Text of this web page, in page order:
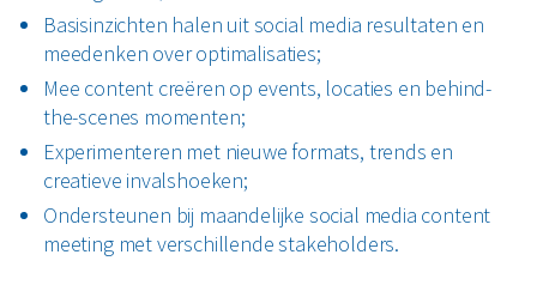
Basisinzichten halen uit social media resultaten en
meedenken over optimalisaties;
Mee content creëren op events, locaties en behind-
the-scenes momenten;
Experimenteren met nieuwe formats, trends en
creatieve invalshoeken;
Ondersteunen bij maandelijke social media content
meeting met verschillende stakeholders.